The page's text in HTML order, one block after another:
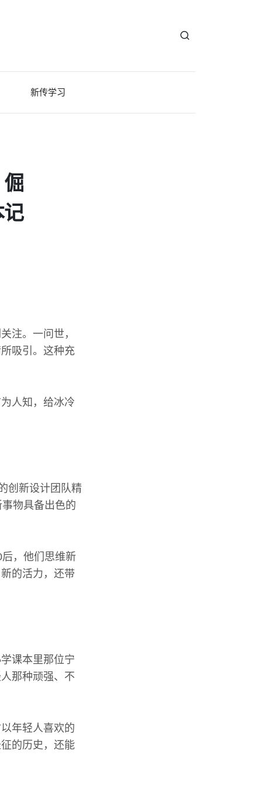
新传学习
注。一问世，
吸引。这种充
人知，给冰冷
创新设计团队精
物具备出色的
，他们思维新
的活力，还带
课本里那位宁
那种顽强、不
年轻人喜欢的
的历史，还能